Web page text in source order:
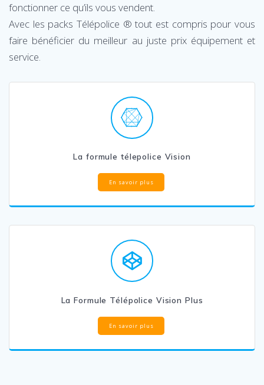
fonctionner ce qu’ils vous vendent.
Avec les packs Télépolice ®tout est compris pour vous
faire bénéficier du meilleur au juste prix équipement et
service.
La formule télepolice Vision
En savoir plus
La Formule Télépolice Vision Plus
En savoir plus